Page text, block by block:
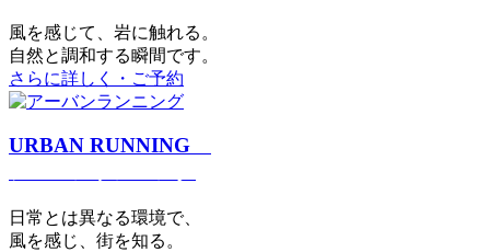
⾵を感じて、岩に触れる。
⾃然と調和する瞬間です。
さらに詳しく・ご予約
URBAN RUNNING
日常とは異なる環境で、
風を感じ、街を知る。